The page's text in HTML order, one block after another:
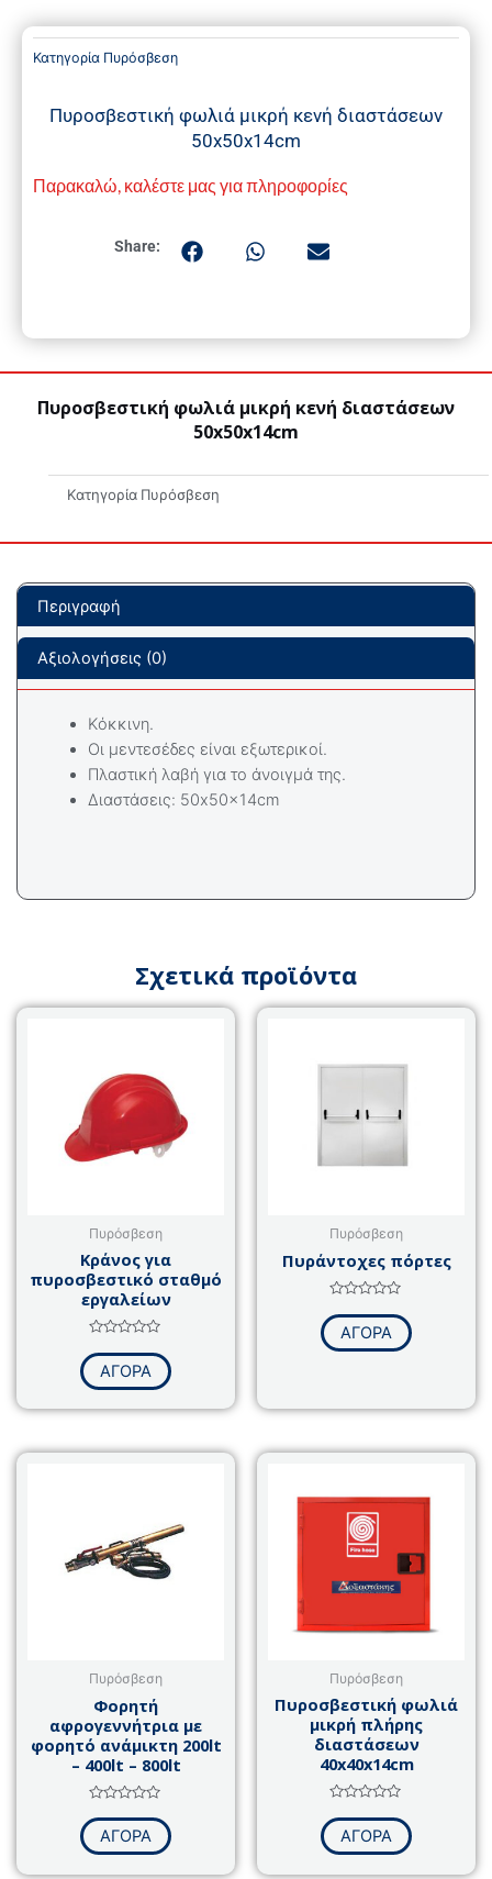
Κατηγορία Πυρόσβεση
Πυροσβεστική φωλιά μικρή κενή διαστάσεων
50x50x14cm
Παρακαλώ, καλέστε μας για πληροφορίες
Share:
Πυροσβεστική φωλιά μικρή κενή διαστάσεων
50x50x14cm
Κατηγορία Πυρόσβεση
Περιγραφή
Αξιολογήσεις (0)
Kόκκινη.
Οι μεντεσέδες είναι εξωτερικοί.
Πλαστική λαβή για το άνοιγμά της.
Διαστάσεις: 50x50x14cm
Σχετικά προϊόντα
Πυρόσβεση
Κράνος για
πυροσβεστικό σταθμό
εργαλείων
με
από
ΑΓΟΡΑ
Πυρόσβεση
Πυράντοχες πόρτες
με
από
ΑΓΟΡΑ
Πυρόσβεση
Φορητή
αφρογεννήτρια με
φορητό ανάμικτη 200lt
– 400lt – 800lt
με
από
ΑΓΟΡΑ
Πυρόσβεση
Πυροσβεστική φωλιά
μικρή πλήρης
διαστάσεων
40x40x14cm
με
από
ΑΓΟΡΑ